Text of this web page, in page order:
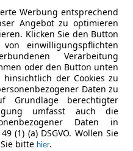
Werbung entsprechend
Angebot zu optimieren
Klicken Sie den Button
einwilligungspflichten
Verarbeitung
oder den Button unten
der Cookies zu
Daten zu
Grundlage berechtigter
umfasst auch die
Daten in
(1) (a) DSGVO. Wollen Sie
bitte hier.